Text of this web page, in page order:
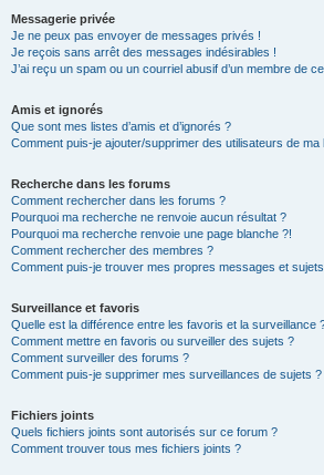
Messagerie privée
Je ne peux pas envoyer de messages privés !
Je reçois sans arrêt des messages indésirables !
J’ai reçu un spam ou un courriel abusif d’un membre de
Amis et ignorés
Que sont mes listes d’amis et d’ignorés ?
Comment puis-je ajouter/supprimer des utilisateurs de ma
Recherche dans les forums
Comment rechercher dans les forums ?
Pourquoi ma recherche ne renvoie aucun résultat ?
Pourquoi ma recherche renvoie une page blanche ?!
Comment rechercher des membres ?
Comment puis-je trouver mes propres messages et
Surveillance et favoris
Quelle est la différence entre les favoris et la surveillance
Comment mettre en favoris ou surveiller des sujets ?
Comment surveiller des forums ?
Comment puis-je supprimer mes surveillances de sujets ?
Fichiers joints
Quels fichiers joints sont autorisés sur ce forum ?
Comment trouver tous mes fichiers joints ?